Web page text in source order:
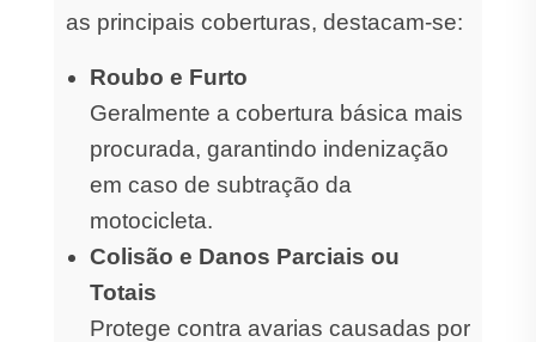
as principais coberturas, destacam-se:
Roubo e Furto
Geralmente a cobertura básica mais
procurada, garantindo indenização
em caso de subtração da
motocicleta.
Colisão e Danos Parciais ou
Totais
Protege contra avarias causadas por